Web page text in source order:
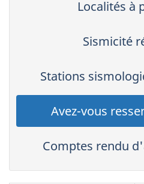
Localités à
Sismicité
Stations
Avez-vous
Comptes rendu